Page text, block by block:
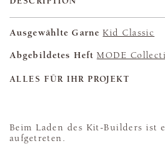
Ausgewählte Garne Kid Classic
Abgebildetes Heft MODE
ALLES FÜR IHR PROJEKT
Beim Laden des Kit-Builders ist
aufgetreten.